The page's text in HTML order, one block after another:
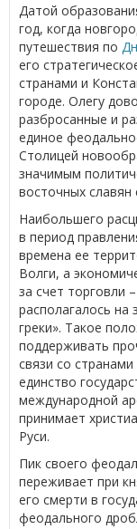
Датой
год, когда
путешествия по
его
странами и
городе. Олегу
разбросанные и
единое
Столицей
значимым
восточных славян
Наибольшего
в период
времена ее
Волги, а
за счет торговли
располагалось на
греки». Такое
поддерживать
связи со
единство
международной
принимает
Руси.
Пик своего
переживает при
его смерти в
феодального